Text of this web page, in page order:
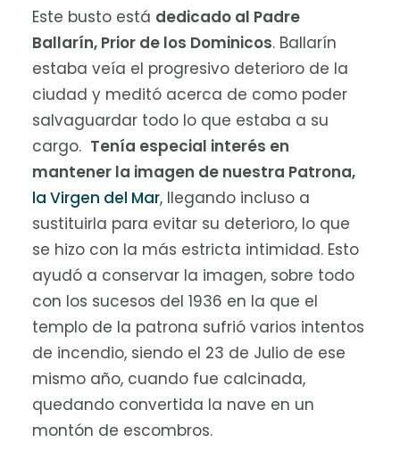
Este busto está dedicado al Padre
Ballarín, Prior de los Dominicos. Ballarín
estaba veía el progresivo deterioro de la
ciudad y meditó acerca de como poder
salvaguardar todo lo que estaba a su
cargo. Tenía especial interés en
mantener la imagen de nuestra Patrona,
la Virgen del Mar, llegando incluso a
sustituirla para evitar su deterioro, lo que
se hizo con la más estricta intimidad. Esto
ayudó a conservar la imagen, sobre todo
con los sucesos del 1936 en la que el
templo de la patrona sufrió varios intentos
de incendio, siendo el 23 de Julio de ese
mismo año, cuando fue calcinada,
quedando convertida la nave en un
montón de escombros.